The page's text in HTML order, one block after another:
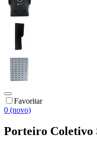
Favoritar
0 (novo)
Porteiro Coletivo